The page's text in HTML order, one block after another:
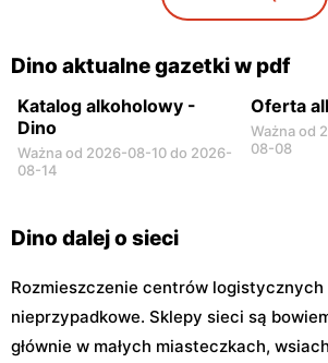
Dino aktualne gazetki w pdf
Katalog alkoholowy -
Dino
Ważna od 2026-08-10 do 2026-
08-14
Oferta
Ważna od
08-08
Dino dalej o sieci
Rozmieszczenie centrów logistycznych
nieprzypadkowe. Sklepy sieci są
głównie w małych miasteczkach,